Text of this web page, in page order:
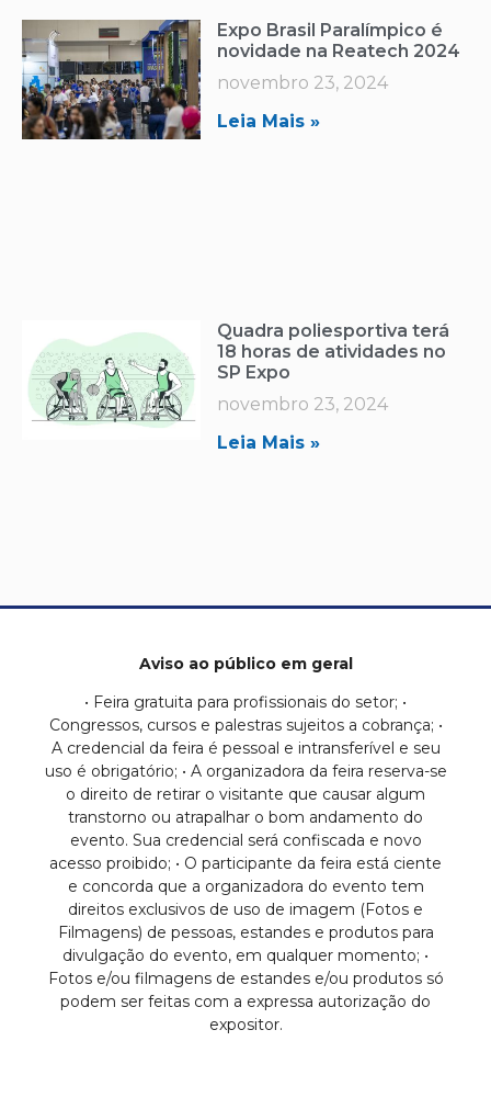
Expo Brasil Paralímpico é
novidade na Reatech 2024
novembro 23, 2024
Leia Mais »
Quadra poliesportiva terá
18 horas de atividades no
SP Expo
novembro 23, 2024
Leia Mais »
Aviso ao público em geral
• Feira gratuita para profissionais do setor; •
Congressos, cursos e palestras sujeitos a cobrança; •
A credencial da feira é pessoal e intransferível e seu
uso é obrigatório; • A organizadora da feira reserva-se
o direito de retirar o visitante que causar algum
transtorno ou atrapalhar o bom andamento do
evento. Sua credencial será confiscada e novo
acesso proibido; • O participante da feira está ciente
e concorda que a organizadora do evento tem
direitos exclusivos de uso de imagem (Fotos e
Filmagens) de pessoas, estandes e produtos para
divulgação do evento, em qualquer momento; •
Fotos e/ou filmagens de estandes e/ou produtos só
podem ser feitas com a expressa autorização do
expositor.